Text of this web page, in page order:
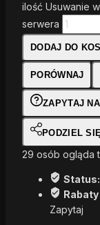
ilość Usuwanie
serwera
DODAJ DO
PORÓWNAJ
ZAPYTAJ
PODZIEL
29 osób ogląda
Status:
Zapytaj